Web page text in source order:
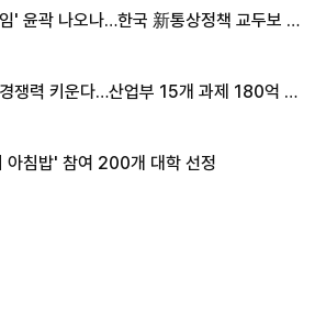
' 윤곽 나오나…한국 新통상정책 교두보 활
쟁력 키운다…산업부 15개 과제 180억 지
아침밥' 참여 200개 대학 선정